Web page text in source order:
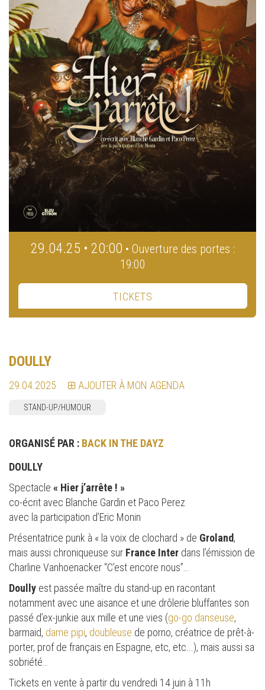
29.04.25 • 20:00 • Ouverture des portes :
19:00
TICKETS
DOULLY
29.04.2025 AJOUTER À MON AGENDA
STAND-UP/HUMOUR
ORGANISÉ PAR : BACK IN THE DAYZ
DOULLY
Spectacle « Hier j’arrête ! »
co-écrit avec Blanche Gardin et Paco Perez
avec la participation d’Eric Monin
Présentatrice punk à « la voix de clochard » de Groland,
mais aussi chroniqueuse sur France Inter dans l’émission de
Charline Vanhoenacker “C’est encore nous”…
Doully est passée maître du stand-up en racontant
notamment avec une aisance et une drôlerie bluffantes son
passé d’ex-junkie aux mille et une vies (go-go danseuse,
barmaid, dame pipi, doubleuse de porno, créatrice de prêt-à-
porter, prof de français en Espagne, etc, etc...), mais aussi sa
sobriété…
Tickets en vente à partir du vendredi 14 juin à 11h